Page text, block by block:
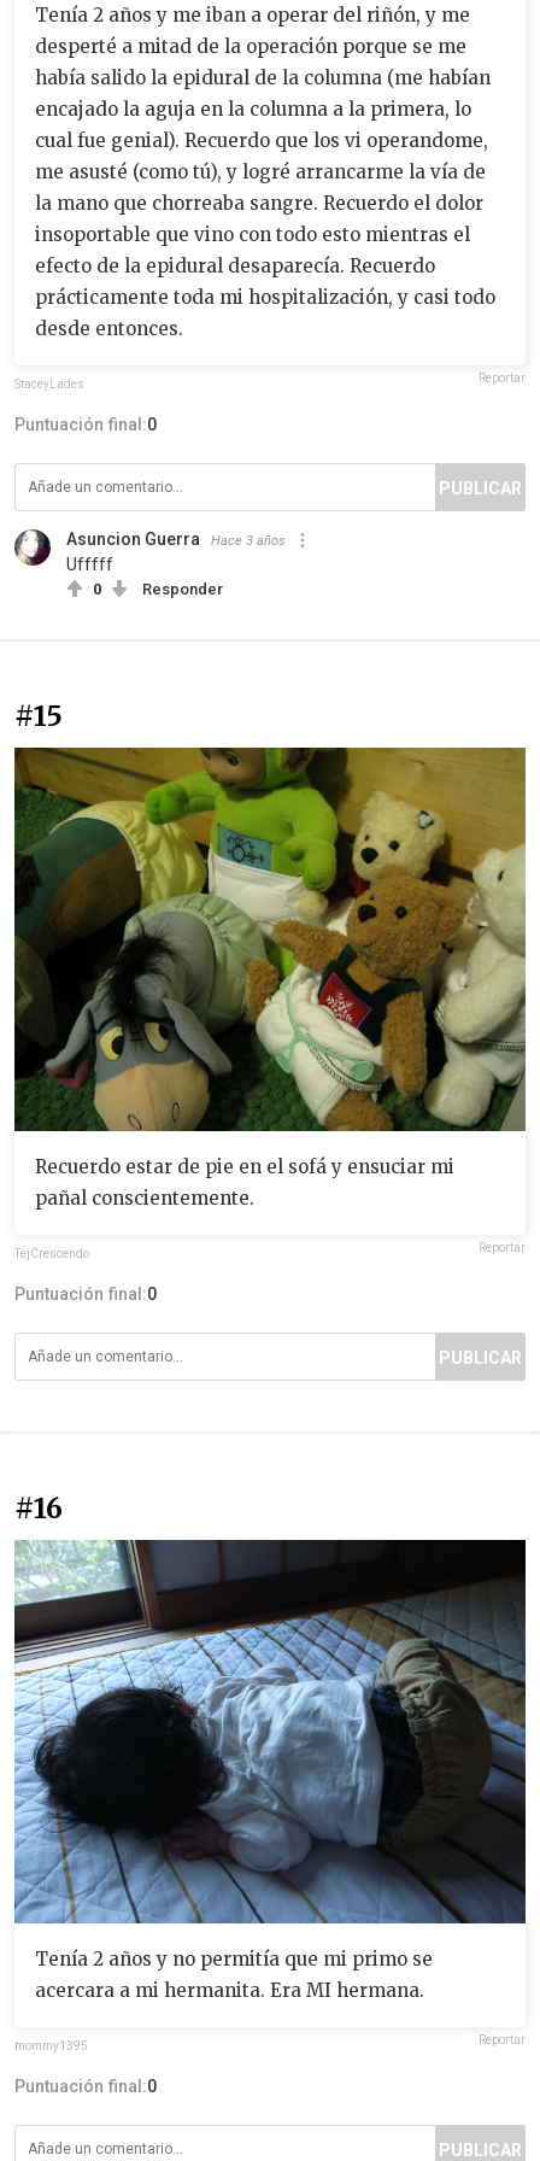
Tenía 2 años y me iban a operar del riñón, y me
desperté a mitad de la operación porque se me
había salido la epidural de la columna (me habían
encajado la aguja en la columna a la primera, lo
cual fue genial). Recuerdo que los vi operandome,
me asusté (como tú), y logré arrancarme la vía de
la mano que chorreaba sangre. Recuerdo el dolor
insoportable que vino con todo esto mientras el
efecto de la epidural desaparecía. Recuerdo
prácticamente toda mi hospitalización, y casi todo
desde entonces.
StaceyLades Reportar
Puntuación final:0
PUBLICAR
Asuncion Guerra Hace 3 años
Ufffff
0 Responder
#15
Recuerdo estar de pie en el sofá y ensuciar mi
pañal conscientemente.
TejCrescendo Reportar
Puntuación final:0
PUBLICAR
#16
Tenía 2 años y no permitía que mi primo se
acercara a mi hermanita. Era MI hermana.
mommy1395 Reportar
Puntuación final:0
PUBLICAR